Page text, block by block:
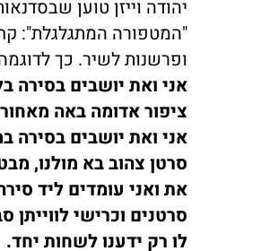
יהודה וייזן טוען
"המטפורה המתגלגלת":
ופרשנות לשיר. כך
אני ואת יושבים בסירה
ציפור אדומה באה
אני ואת יושבים בסירה
סרטן צהוב בא מולנו,
את ואני עומדים ליד
סרטנים וכרישי לווייתן
לו רק ידענו לשחות יחד.